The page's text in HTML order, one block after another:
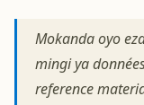
Mokanda oyo
mingi ya
reference